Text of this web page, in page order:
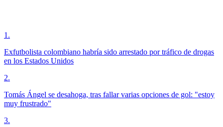
1 .
Exfutbolista colombiano habría sido arrestado por tráfico de drogas
en los Estados Unidos
2.
Tomás Ángel se desahoga, tras fallar varias opciones de gol: "estoy
muy frustrado"
3.